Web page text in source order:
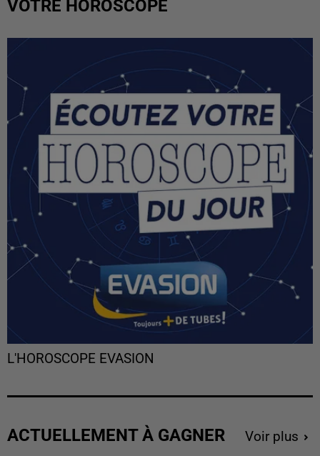
VOTRE HOROSCOPE
L'HOROSCOPE EVASION
ACTUELLEMENT À GAGNER Voir plus